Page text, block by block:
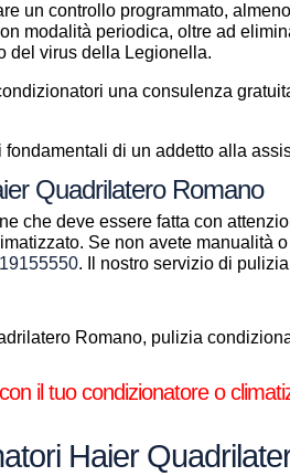
un controllo programmato,
modalità periodica, oltre ad
del virus della Legionella.
una consulenza
di un addetto alla
Quadrilatero Romano
che deve essere fatta con
Se non avete manualità
. Il nostro servizio di
Romano, pulizia
il tuo condizionatore o
Haier